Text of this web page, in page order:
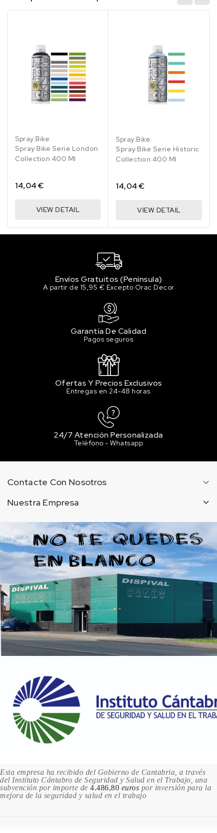
Farm
Spray.Bike
Spray Bike Serie London
Collection 400 Ml
14,04 €
VIEW DETAIL
YellowOrange
Blue
Spray.Bike
Spray Bike Serie Historic
Collection 400 Ml
14,04 €
VIEW DETAIL
Envíos Gratuitos (Península)
A partir de 15,95 € Excepto Orac Decor
Garantía De Calidad
Pagos seguros
Ofertas Y Precios Exclusivos
Entregas en 24-48 horas
24/7 Atención Personalizada
Teléfono - Whatsapp
Contacte Con Nosotros
Nuestra Empresa
Esta empresa ha recibido del Gobierno de Cantabria, a través
del Instituto Cántabro de Seguridad y Salud en el Trabajo, una
subvención por importe de 4.486,80 euros por inversión para la
mejora de la seguridad y salud en el trabajo